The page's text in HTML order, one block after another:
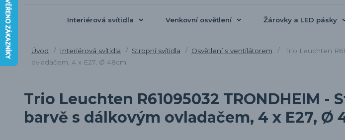
Interiérová svítidla Venkovní osvětlení Žárovky a LED pásky
Úvod Interiérová svítidla Stropní svítidla Osvětlení s ventilátorem
Trio Leuchten
ovladačem, 4 x E27, Ø 48cm
Trio Leuchten R61095032 TRONDHEIM
barvě s dálkovým ovladačem, 4 x E27, Ø